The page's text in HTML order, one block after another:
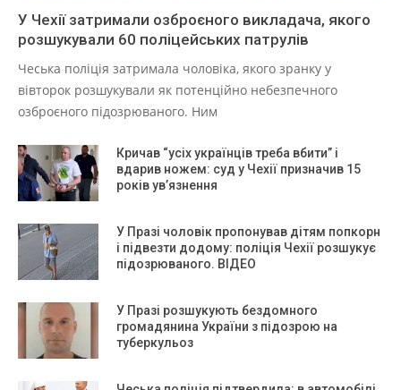
У Чехії затримали озброєного викладача, якого
розшукували 60 поліцейських патрулів
Чеська поліція затримала чоловіка, якого зранку у
вівторок розшукували як потенційно небезпечного
озброєного підозрюваного. Ним
Кричав “усіх українців треба вбити” і
вдарив ножем: суд у Чехії призначив 15
років ув’язнення
У Празі чоловік пропонував дітям попкорн
і підвезти додому: поліція Чехії розшукує
підозрюваного. ВІДЕО
У Празі розшукують бездомного
громадянина України з підозрою на
туберкульоз